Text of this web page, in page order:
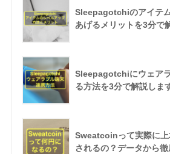
Sleepagotchiのアイテ
あげるメリットを3分で
Sleepagotchiにウェア
る方法を3分で解説しま
Sweatcoinって実際に上
されるの？データから徹